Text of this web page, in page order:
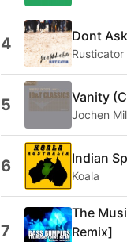
4 Dont
Rusticator
5 Vanity
Jochen
6 Indian
Koala
7
The
Remix]